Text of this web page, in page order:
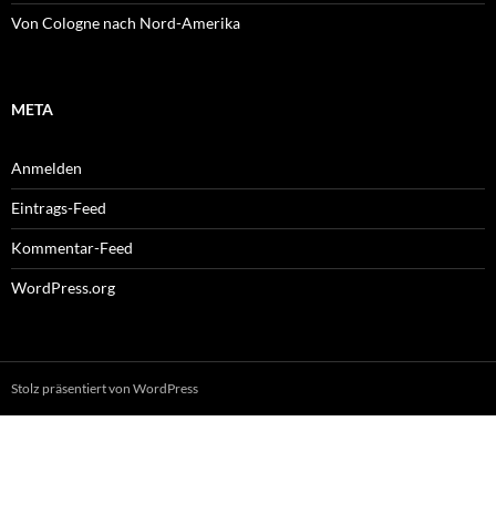
Von Cologne nach Nord-Amerika
META
Anmelden
Eintrags-Feed
Kommentar-Feed
WordPress.org
Stolz präsentiert von WordPress